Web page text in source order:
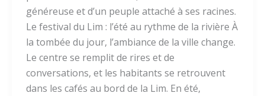
généreuse et d’un peuple attaché à ses racines.
Le festival du Lim : l’été au rythme de la rivière À
la tombée du jour, l’ambiance de la ville change.
Le centre se remplit de rires et de
conversations, et les habitants se retrouvent
dans les cafés au bord de la Lim. En été,